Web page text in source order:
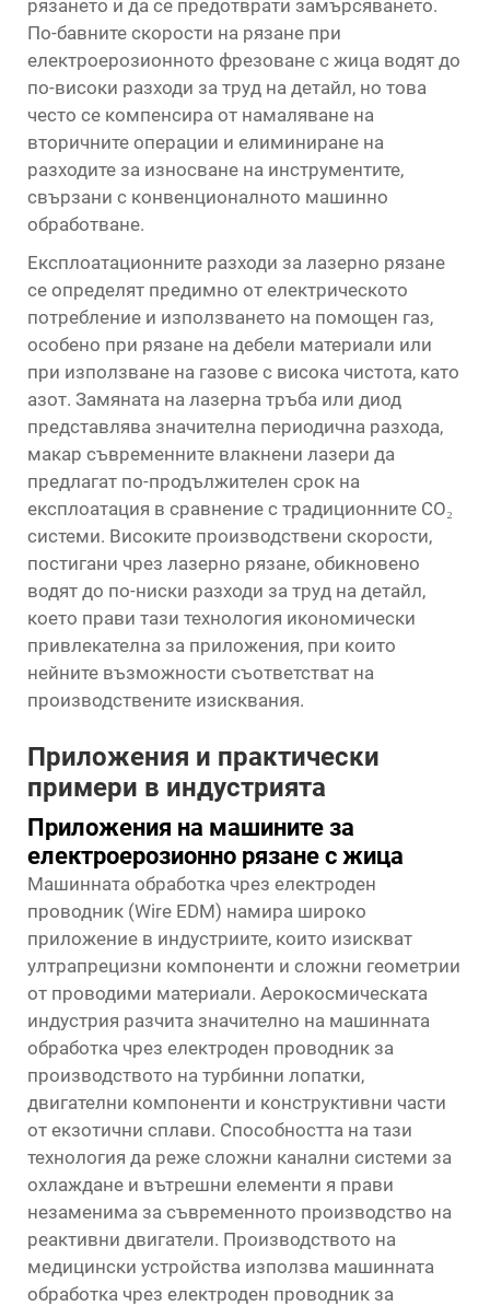
рязането и да се предотврати замърсяването.
По-бавните скорости на рязане при
електроерозионното фрезоване с жица водят до
по-високи разходи за труд на детайл, но това
често се компенсира от намаляване на
вторичните операции и елиминиране на
разходите за износване на инструментите,
свързани с конвенционалното машинно
обработване.
Експлоатационните разходи за лазерно рязане
се определят предимно от електрическото
потребление и използването на помощен газ,
особено при рязане на дебели материали или
при използване на газове с висока чистота, като
азот. Замяната на лазерна тръба или диод
представлява значителна периодична разхода,
макар съвременните влакнени лазери да
предлагат по-продължителен срок на
експлоатация в сравнение с традиционните CO₂
системи. Високите производствени скорости,
постигани чрез лазерно рязане, обикновено
водят до по-ниски разходи за труд на детайл,
което прави тази технология икономически
привлекателна за приложения, при които
нейните възможности съответстват на
производствените изисквания.
Приложения и практически
примери в индустрията
Приложения на машините за
електроерозионно рязане с жица
Машинната обработка чрез електроден
проводник (Wire EDM) намира широко
приложение в индустриите, които изискват
ултрапрецизни компоненти и сложни геометрии
от проводими материали. Аерокосмическата
индустрия разчита значително на машинната
обработка чрез електроден проводник за
производството на турбинни лопатки,
двигателни компоненти и конструктивни части
от екзотични сплави. Способността на тази
технология да реже сложни канални системи за
охлаждане и вътрешни елементи я прави
незаменима за съвременното производство на
реактивни двигатели. Производството на
медицински устройства използва машинната
обработка чрез електроден проводник за